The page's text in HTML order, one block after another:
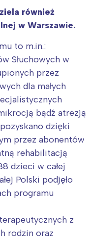
również
w Warszawie.
to m.in.:
Słuchowych w
przez
dla małych
bądź atrezją
dzięki
przez abonentów
rehabilitacją
dzieci w całej
Polski podjęło
programu
z
rodzin oraz